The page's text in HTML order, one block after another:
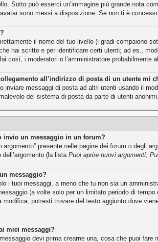
Sotto può esserci un’immagine piú grande nota
sono messi a disposizione. Se non ti è
il nome del tuo livello (i gradi compaiono
hai scritto e per identificare certi utenti; ad es.,
cosí, i moderatori o l’amministratore probabilmente
all’indirizzo di posta di un utente mi
inviare messaggi di posta ad altri utenti usando il
del sistema di posta da parte di utenti anonimi.
invio un messaggio in un forum?
argomento” presente nelle pagine dei forum o degli
dell’argomento (la listaPuoi aprire nuovi argomenti,
messaggio?
i tuoi messaggi, a meno che tu non sia un
(a volte solo per un limitato periodo di
modifica, potresti trovare del testo aggiunto dove
miei messaggi?
devi prima crearne una, cosa che puoi